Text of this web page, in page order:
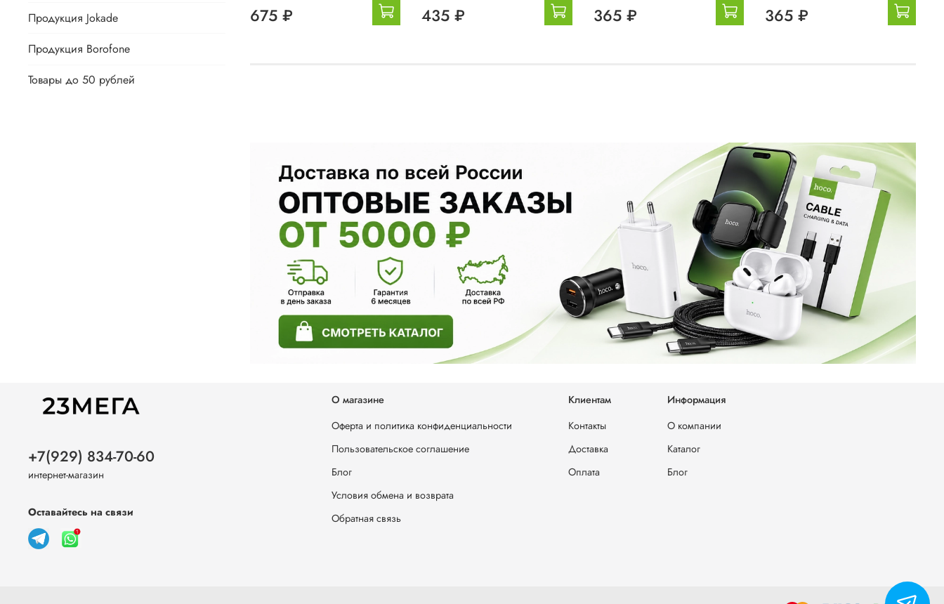
675 ₽ 435 ₽ 365 ₽ 365 ₽
Продукция Jokade
Продукция Borofone
Товары до 50 рублей
О магазине
Оферта и политика конфиденциальности
Пользовательское соглашение
Блог
Условия обмена и возврата
Обратная связь
Клиентам
Контакты
Доставка
Оплата
Информация
О компании
Каталог
Блог
+7(929) 834-70-60
интернет-магазин
Оставайтесь на связи